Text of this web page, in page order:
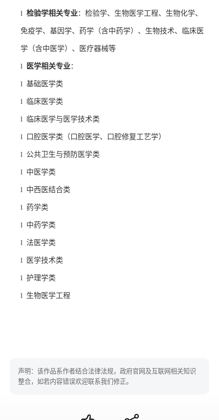
l 检验学相关专业：检验学、生物医学工程、生物化学、
免疫学、基因学、药学（含中药学）、生物技术、临床医
学（含中医学）、医疗器械等
l 医学相关专业：
l 基础医学类
l 临床医学类
l 临床医学与医学技术类
l 口腔医学类（口腔医学、口腔修复工艺学）
l 公共卫生与预防医学类
l 中医学类
l 中西医结合类
l 药学类
l 中药学类
l 法医学类
l 医学技术类
l 护理学类
l 生物医学工程
声明：该作品系作者结合法律法规，政府官网及互联网相关知识
整合，如若内容错误欢迎联系我们修正。